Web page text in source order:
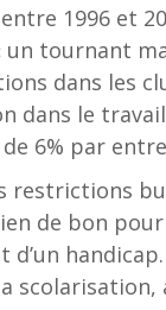
1996 et
tournant
dans les
le
6% par
restrictions
de bon
handicap.